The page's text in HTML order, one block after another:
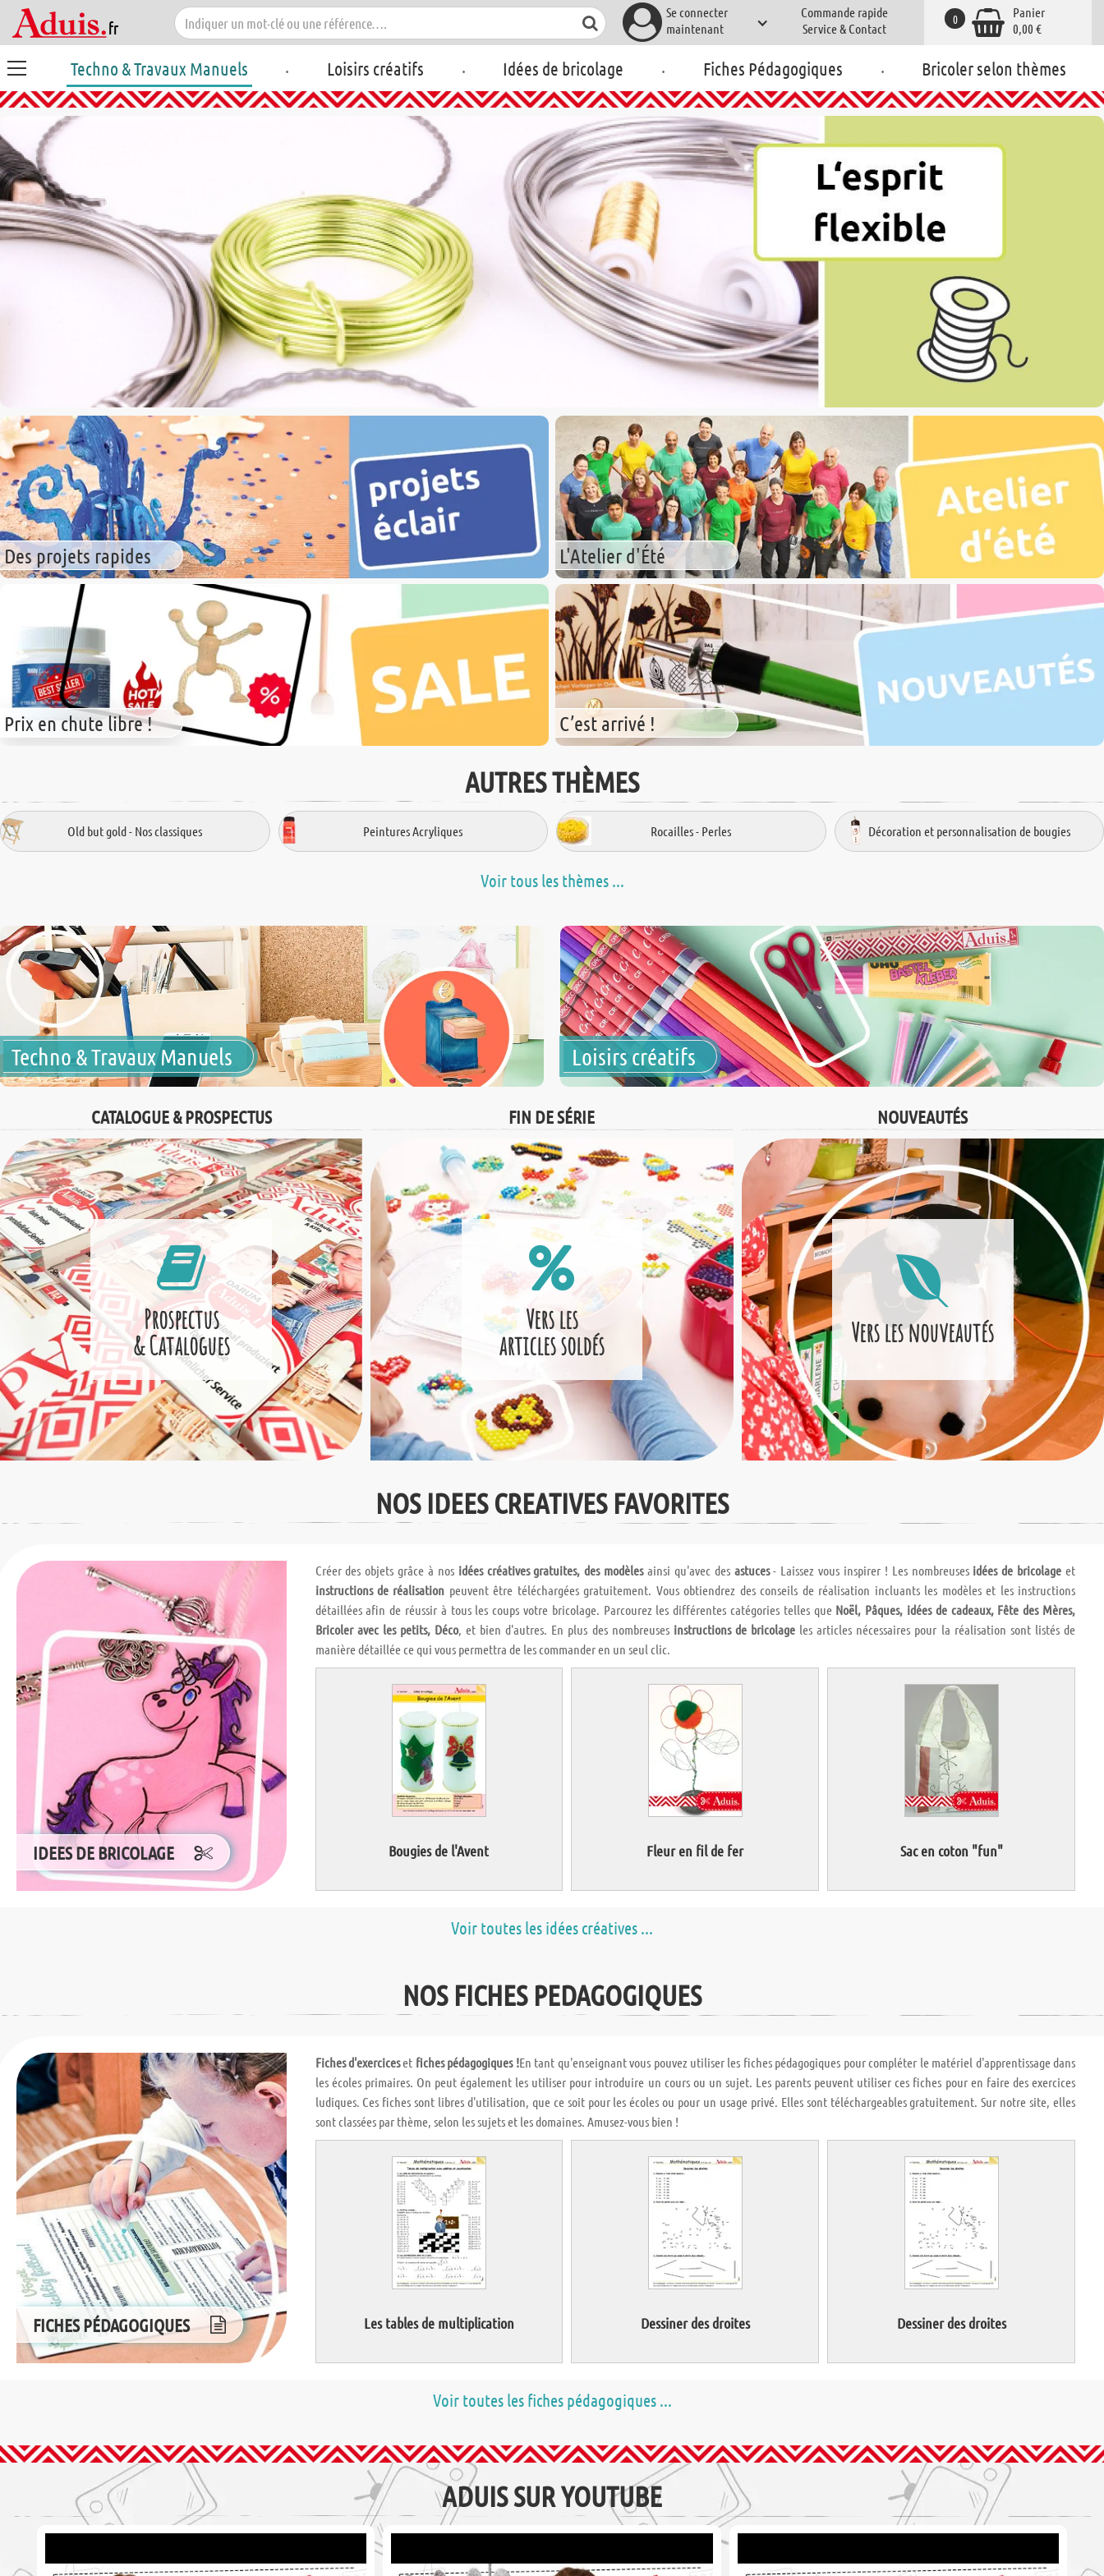
Se connecter
maintenant
Commande rapide
Service & Contact
Panier
0,00 €
0
Techno & Travaux Manuels . Loisirs créatifs . Idées de bricolage . Fiches Pédagogiques . Bricoler selon thèmes
Des projets rapides L'Atelier d'Été
Prix en chute libre ! C’est arrivé !
AUTRES THÈMES
Old but gold - Nos classiques Peintures Acryliques Rocailles - Perles Décoration et personnalisation de bougies
Voir tous les thèmes ...
Techno & Travaux Manuels Loisirs créatifs
CATALOGUE & PROSPECTUS
Prospectus
& Catalogues
FIN DE SÉRIE
Vers les
articles soldés
NOUVEAUTÉS
Vers les nouveautés
NOS IDEES CREATIVES FAVORITES
IDEES DE BRICOLAGE
Créer des objets grâce à nos idées créatives gratuites, des modèlesainsi qu'avec des astuces- Laissez vous inspirer ! Les nombreuses idées de bricolage et
instructions de réalisation peuvent être téléchargées gratuitement. Vous obtiendrez des conseils de réalisation incluants les modèles et les instructions
détaillées afin de réussir à tous les coups votre bricolage. Parcourez les différentes catégories telles que Noël, Pâques, idées de cadeaux, Fête des Mères,
Bricoler avec les petits, Déco, et bien d'autres. En plus des nombreuses instructions de bricolage les articles nécessaires pour la réalisation sont listés de
manière détaillée ce qui vous permettra de les commander en un seul clic.
Bougies de l'Avent Fleur en fil de fer Sac en coton "fun"
Voir toutes les idées créatives ...
NOS FICHES PEDAGOGIQUES
FICHES PÉDAGOGIQUES
Fiches d'exerciceset fiches pédagogiques !En tant qu'enseignant vous pouvez utiliser les fiches pédagogiques pour compléter le matériel d'apprentissage dans
les écoles primaires. On peut également les utiliser pour introduire un cours ou un sujet. Les parents peuvent utiliser ces fiches pour en faire des exercices
ludiques. Ces fiches sont libres d'utilisation, que ce soit pour les écoles ou pour un usage privé. Elles sont téléchargeables gratuitement. Sur notre site, elles
sont classées par thème, selon les sujets et les domaines. Amusez-vous bien !
Les tables de multiplication Dessiner des droites Dessiner des droites
Voir toutes les fiches pédagogiques ...
ADUIS SUR YOUTUBE